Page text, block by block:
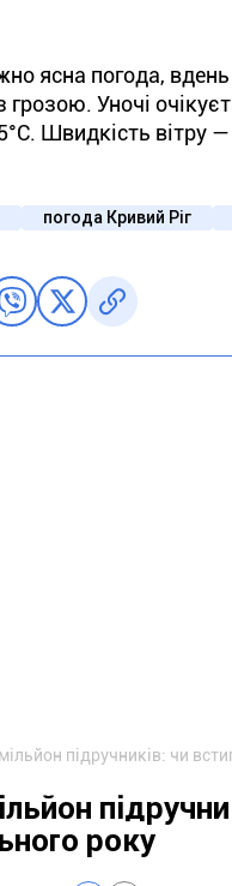
ясна погода,
Уночі
Швидкість вітру
погода Кривий Ріг
підручників: чи
року